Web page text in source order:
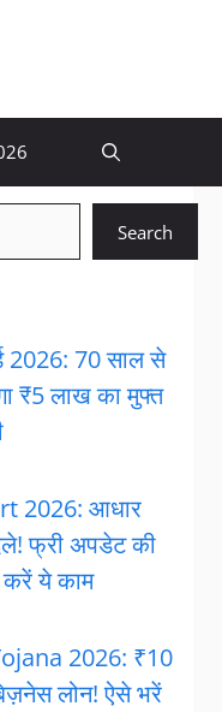
Search
2026: 70 साल से
₹5 लाख का मुफ्त
2026: आधार
फ्री अपडेट की
ये काम
2026: ₹10
लोन! ऐसे भरें